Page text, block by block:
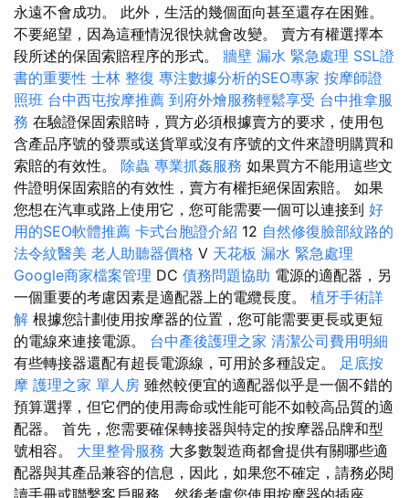
永遠不會成功。 此外，生活的幾個面向甚至還存在困難。
不要絕望，因為這種情況很快就會改變。 賣方有權選擇本
段所述的保固索賠程序的形式。 牆壁 漏水 緊急處理 SSL證
書的重要性 士林 整復 專注數據分析的SEO專家 按摩師證
照班 台中西屯按摩推薦 到府外燴服務輕鬆享受 台中推拿服
務 在驗證保固索賠時，買方必須根據賣方的要求，使用包
含產品序號的發票或送貨單或沒有序號的文件來證明購買和
索賠的有效性。 除蟲 專業抓姦服務 如果買方不能用這些文
件證明保固索賠的有效性，賣方有權拒絕保固索賠。 如果
您想在汽車或路上使用它，您可能需要一個可以連接到 好
用的SEO軟體推薦 卡式台胞證介紹 12 自然修復臉部紋路的
法令紋醫美 老人助聽器價格 V 天花板 漏水 緊急處理
Google商家檔案管理 DC 債務問題協助 電源的適配器，另
一個重要的考慮因素是適配器上的電纜長度。 植牙手術詳
解 根據您計劃使用按摩器的位置，您可能需要更長或更短
的電線來連接電源。 台中產後護理之家 清潔公司費用明細
有些轉接器還配有超長電源線，可用於多種設定。 足底按
摩 護理之家 單人房 雖然較便宜的適配器似乎是一個不錯的
預算選擇，但它們的使用壽命或性能可能不如較高品質的適
配器。 首先，您需要確保轉接器與特定的按摩器品牌和型
號相容。 大里整骨服務 大多數製造商都會提供有關哪些適
配器與其產品兼容的信息，因此，如果您不確定，請務必閱
讀手冊或聯繫客戶服務，然後考慮您使用按摩器的插座。